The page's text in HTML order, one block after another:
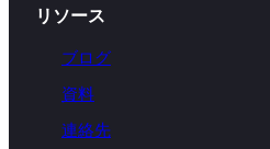
リソース
ブログ
資料
連絡先